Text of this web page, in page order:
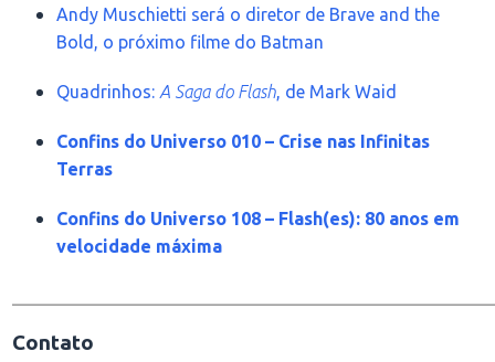
Andy Muschietti será o diretor de Brave and the
Bold, o próximo filme do Batman
Quadrinhos: A Saga do Flash, de Mark Waid
Confins do Universo 010 – Crise nas Infinitas
Terras
Confins do Universo 108 – Flash(es): 80 anos em
velocidade máxima
Contato